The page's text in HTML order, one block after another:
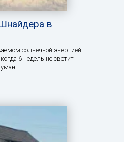
в
солнечной энергией
6 недель не светит